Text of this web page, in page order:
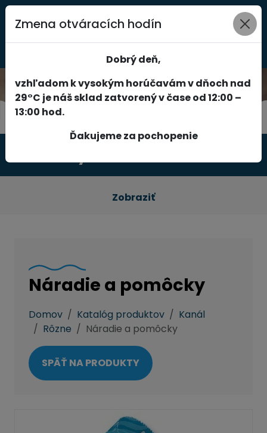
0
Zobraziť
Náradie a pomôcky
Domov Katalóg produktov
Kanál
Rôzne
Náradie a pomôcky
SPÄŤ NA PRODUKTY
Zmena otváracích hodín
Dobrý deň,
vzhľadom k vysokým horúčavám v dňoch nad
29°C je náš sklad zatvorený v čase od 12:00 –
13:00 hod.
Ďakujeme za pochopenie